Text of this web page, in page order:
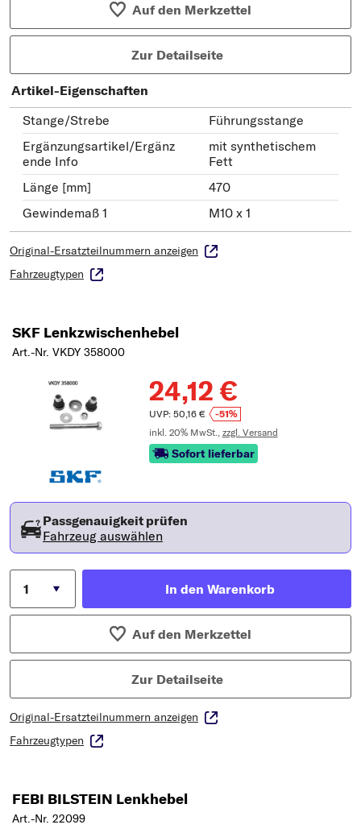
Auf den Merkzettel
Zur Detailseite
Artikel-Eigenschaften
Stange/Strebe
Führungsstange
Ergänzungsartikel/Ergänz
ende Info
mit synthetischem
Fett
Länge [mm]
470
Gewindemaß 1
M10 x 1
Original-Ersatzteilnummern anzeigen
Fahrzeugtypen
SKF Lenkzwischenhebel
Art.-Nr. VKDY 358000
24,12 €
UVP: 50,16 €
-51%
inkl. 20% MwSt., zzgl. Versand
Sofort lieferbar
Passgenauigkeit prüfen
Fahrzeug auswählen
In den Warenkorb
Auf den Merkzettel
Zur Detailseite
Original-Ersatzteilnummern anzeigen
Fahrzeugtypen
FEBI BILSTEIN Lenkhebel
Art.-Nr. 22099